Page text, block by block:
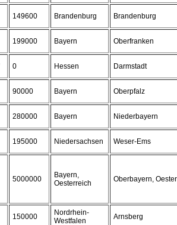
149600 Brandenburg Brandenburg
199000 Bayern Oberfranken
0 Hessen Darmstadt
90000 Bayern Oberpfalz
280000 Bayern Niederbayern
195000 Niedersachsen Weser-Ems
5000000
Bayern,
Oesterreich
Oberbayern,
150000
Nordrhein-
Westfalen
Arnsberg